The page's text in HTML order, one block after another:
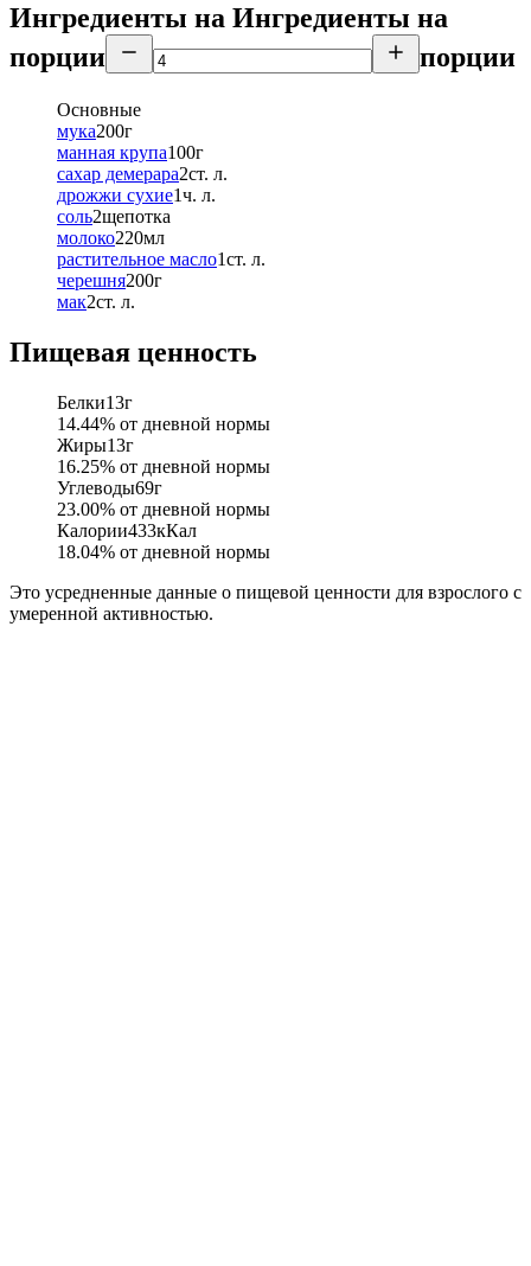
Ингредиенты на Ингредиенты на
порции
порции
Основные
мука200г
манная крупа100г
сахар демерара2ст. л.
дрожжи сухие1ч. л.
соль2щепотка
молоко220мл
растительное масло1ст. л.
черешня200г
мак2ст. л.
Пищевая ценность
Белки13г
14.44% от дневной нормы
Жиры13г
16.25% от дневной нормы
Углеводы69г
23.00% от дневной нормы
Калории433кКал
18.04% от дневной нормы
Это усредненные данные о пищевой ценности для взрослого с
умеренной активностью.